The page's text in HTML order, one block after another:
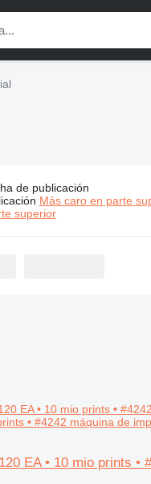
Xerox maquinaria
de publicación
Más caro en parte
superior
• #4242 máquina de
EA • 10 mio prints •